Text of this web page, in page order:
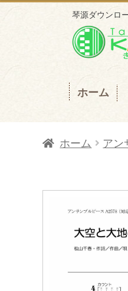
琴源ダウンロ
ナ
ビ
ー
ン
プ
コ
ン
ン
ス
ホーム
ホーム アン